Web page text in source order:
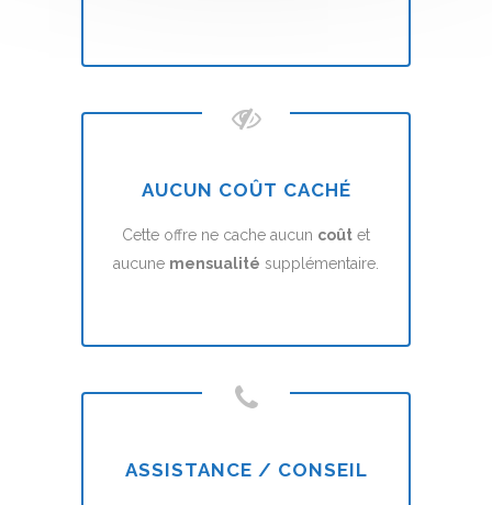
AUCUN COÛT CACHÉ
Cette offre ne cache aucun coût et
aucune mensualité supplémentaire.
ASSISTANCE / CONSEIL